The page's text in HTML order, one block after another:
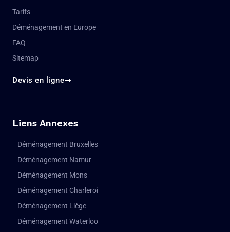
Tarifs
Déménagement en Europe
FAQ
Sitemap
Devis en ligne
Liens Annexes
Déménagement Bruxelles
Déménagement Namur
Déménagement Mons
Déménagement Charleroi
Déménagement Liège
Déménagement Waterloo